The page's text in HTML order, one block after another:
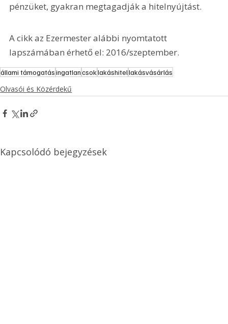
pénzüket, gyakran megtagadják a hitelnyújtást.
A cikk az Ezermester alábbi nyomtatott
lapszámában érhető el: 2016/szeptember.
állami támogatásingatlancsoklakáshitellakásvásárlás
Olvasói és Közérdekű
Kapcsolódó bejegyzések